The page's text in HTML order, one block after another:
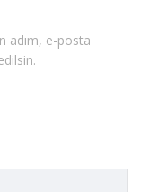
adım, e-posta